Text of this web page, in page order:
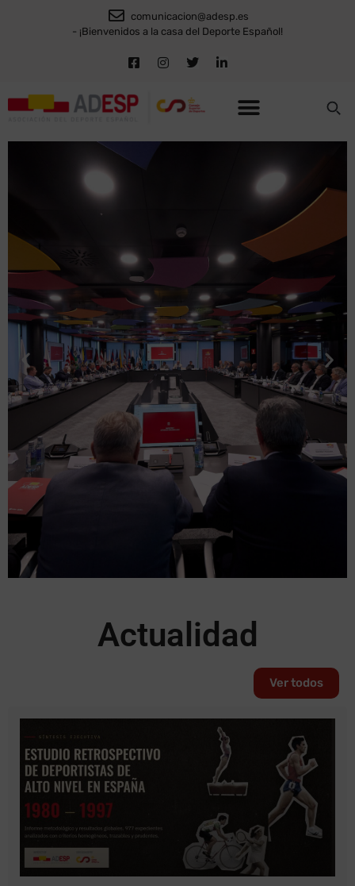
comunicacion@adesp.es
- ¡Bienvenidos a la casa del Deporte Español!
Federaciones de
Deportes olímpicos, no
olímpicos y Deportes
para personas con
discapacidad unidas
Actualidad
Ver todos